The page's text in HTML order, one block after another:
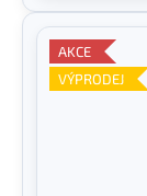
AKCE
VÝPRODEJ